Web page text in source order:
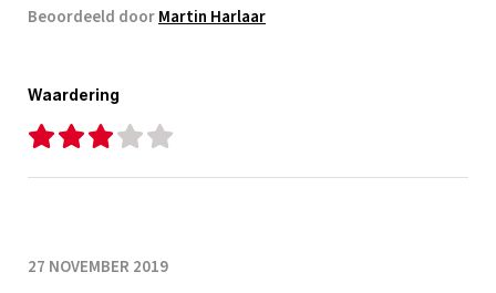
Beoordeeld doorMartin Harlaar
Waardering
27 NOVEMBER 2019